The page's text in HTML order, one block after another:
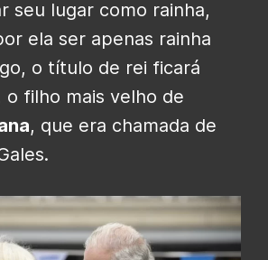
seu lugar como rainha,
ela ser apenas rainha
o título de rei ficará
o filho mais velho de
, que era chamada de